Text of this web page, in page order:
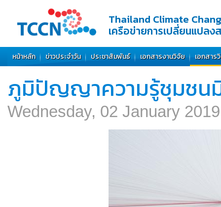
Thailand Climate
เครือข่ายการเปลี่ยนแปลง
หน้าหลัก ข่าวประจำวัน ประชาสัมพันธ์ เอกสารงานวิจัย เอกสาร
ภูมิปัญญาความรู้ชุมชน
Wednesday, 02 January